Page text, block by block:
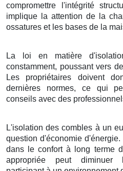
compromettre l'intégrité
implique la attention de la
ossatures et les bases de la
La loi en matière
constamment, poussant vers
Les propriétaires doivent
dernières normes, ce qui
conseils avec des
L'isolation des combles à un
question d'économie
dans le confort à long terme
appropriée peut diminuer